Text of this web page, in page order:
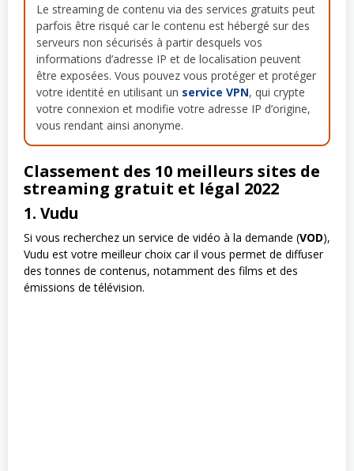
Le streaming de contenu via des services gratuits peut
parfois être risqué car le contenu est hébergé sur des
serveurs non sécurisés à partir desquels vos
informations d’adresse IP et de localisation peuvent
être exposées. Vous pouvez vous protéger et protéger
votre identité en utilisant un service VPN, qui crypte
votre connexion et modifie votre adresse IP d’origine,
vous rendant ainsi anonyme.
Classement des 10 meilleurs sites de
streaming gratuit et légal 2022
1. Vudu
Si vous recherchez un service de vidéo à la demande (VOD),
Vudu est votre meilleur choix car il vous permet de diffuser
des tonnes de contenus, notamment des films et des
émissions de télévision.